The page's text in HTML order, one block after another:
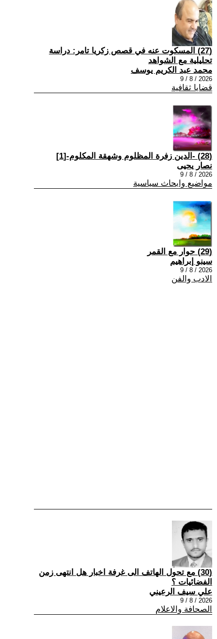
(27) المسكوت عنه في قصص زكريا تامر: دراسة
تحليلية مع الشواهد
محمد عبد الكريم يوسف
2026 / 8 / 9
قضايا ثقافية
(28) -الدين زفرة المظلوم وشهقة المكلوم-[1]
نصار يحيى
2026 / 8 / 9
مواضيع وابحاث سياسية
(29) حوار مع القمر
سينو إبراهيم
2026 / 8 / 9
الادب والفن
(30) مع تحول الهاتف الى غرفة اخبار هل انتهى زمن
الفضائيات ؟
علي سيف الرعيني
2026 / 8 / 9
الصحافة والاعلام